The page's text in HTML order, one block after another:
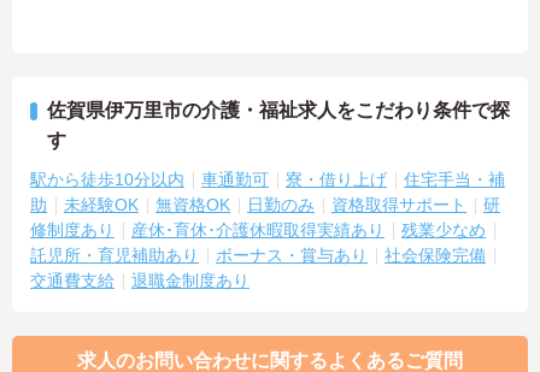
佐賀県伊万里市の介護・福祉求人をこだわり条件で探
す
駅から徒歩10分以内 車通勤可 寮・借り上げ
住宅手当・補
助
未経験OK 無資格OK 日勤のみ 資格取得サポート
研
修制度あり
産休･育休･介護休暇取得実績あり
残業少なめ
託児所・育児補助あり
ボーナス・賞与あり
社会保険完備
交通費支給
退職金制度あり
求人のお問い合わせに関するよくあるご質問